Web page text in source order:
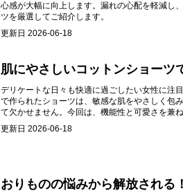
心感が大幅に向上します。漏れの心配を軽減し
ツを厳選してご紹介します。
更新日 2026-06-18
肌にやさしいコットンショーツ
デリケートな日々も快適に過ごしたい女性に注
で作られたショーツは、敏感な肌をやさしく包
て欠かせません。今回は、機能性と可愛さを兼
す。
更新日 2026-06-18
おりものの悩みから解放される